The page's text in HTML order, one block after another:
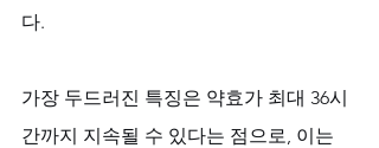
다.
가장 두드러진 특징은 약효가 최대 36시
간까지 지속될 수 있다는 점으로, 이는